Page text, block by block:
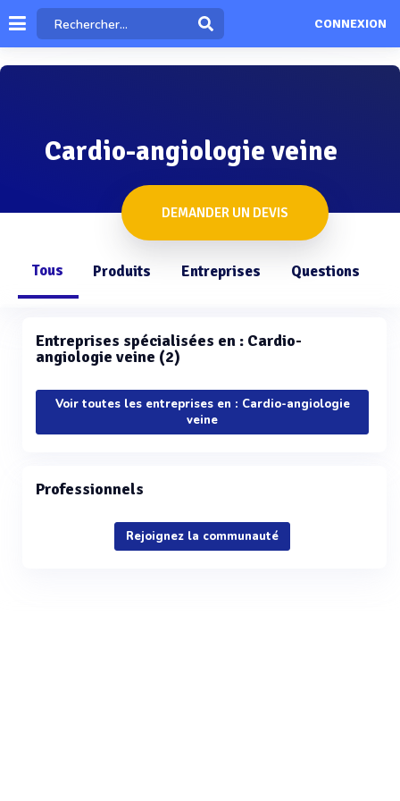
CONNEXION
Cardio-angiologie veine
DEMANDER UN DEVIS
Tous Produits Entreprises Questions
Entreprises spécialisées en : Cardio-
angiologie veine (2)
Voir toutes les entreprises en : Cardio-angiologie
veine
Professionnels
Rejoignez la communauté